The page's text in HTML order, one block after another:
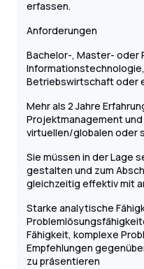
erfassen.
Anforderungen
Bachelor-, Master- oder
Betriebswirtschaft oder
Mehr als 2 Jahre
Projektmanagement
virtuellen/globalen oder
Sie müssen in der Lage
gestalten und zum
gleichzeitig effektiv mit
Starke analytische
Fähigkeit, komplexe
Empfehlungen
zu präsentieren